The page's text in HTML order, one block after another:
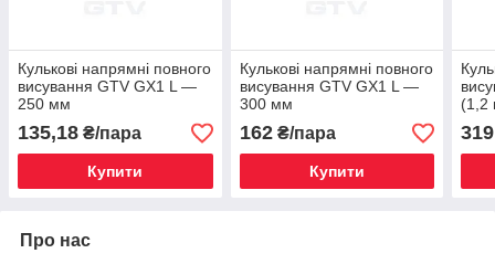
Кулькові напрямні повного
висування GTV GX1 L —
250 мм
135,18 ₴/пара
Купити
Кулькові напрямні повного
висування GTV GX1 L —
300 мм
162₴/пара
Купити
(1,2
350
Про нас